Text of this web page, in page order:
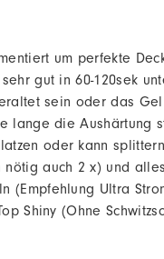
um perfekte
gut in 60-120sek
sein oder das
lange die Aushärtung
oder kann
nötig auch 2 x) und
(Empfehlung Ultra
Shiny (Ohne